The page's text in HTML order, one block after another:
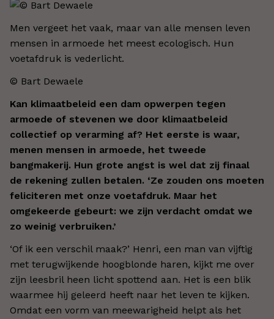
Men vergeet het vaak, maar van alle mensen leven
mensen in armoede het meest ecologisch. Hun
voetafdruk is vederlicht.
© Bart Dewaele
Kan klimaatbeleid een dam opwerpen tegen
armoede of stevenen we door klimaatbeleid
collectief op verarming af? Het eerste is waar,
menen mensen in armoede, het tweede
bangmakerij. Hun grote angst is wel dat zij finaal
de rekening zullen betalen. ‘Ze zouden ons moeten
feliciteren met onze voetafdruk. Maar het
omgekeerde gebeurt: we zijn verdacht omdat we
zo weinig verbruiken.’
‘Of ik een verschil maak?’ Henri, een man van vijftig
met terugwijkende hoogblonde haren, kijkt me over
zijn leesbril heen licht spottend aan. Het is een blik
waarmee hij geleerd heeft naar het leven te kijken.
Omdat een vorm van meewarigheid helpt als het